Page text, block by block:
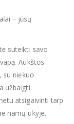
– jūsų
suteikti savo
Aukštos
su niekuo
užbaigti
atsigaivinti tarp
namų ūkyje.